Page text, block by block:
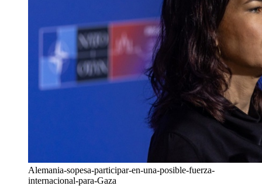
Alemania-sopesa-participar-en-una-posible-fuerza-
internacional-para-Gaza